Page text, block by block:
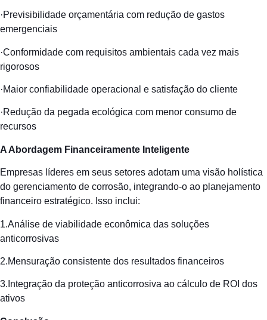
·Previsibilidade orçamentária com redução de gastos
emergenciais
·Conformidade com requisitos ambientais cada vez mais
rigorosos
·Maior confiabilidade operacional e satisfação do cliente
·Redução da pegada ecológica com menor consumo de
recursos
A Abordagem Financeiramente Inteligente
Empresas líderes em seus setores adotam uma visão holística
do gerenciamento de corrosão, integrando-o ao planejamento
financeiro estratégico. Isso inclui:
1.Análise de viabilidade econômica das soluções
anticorrosivas
2.Mensuração consistente dos resultados financeiros
3.Integração da proteção anticorrosiva ao cálculo de ROI dos
ativos